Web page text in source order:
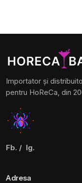
38.1lei.
Importator și
pentru HoReCa, din
Fb. / Ig.
Adresa